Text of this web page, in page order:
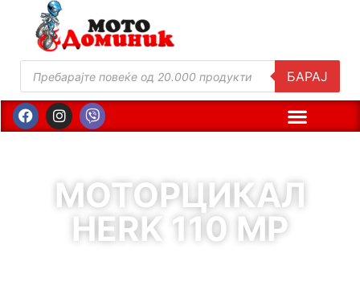
БАРАЈ
МОТОРЦИКАЛ
HERK 110 MP